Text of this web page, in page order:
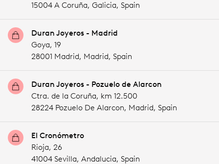
15004 A Coruña, Galicia, Spain
Duran Joyeros - Madrid
Goya, 19
28001 Madrid, Madrid, Spain
Duran Joyeros - Pozuelo de Alarcon
Ctra. de la Coruña, km 12.500
28224 Pozuelo De Alarcon, Madrid, Spain
El Cronómetro
Rioja, 26
41004 Sevilla, Andalucia, Spain